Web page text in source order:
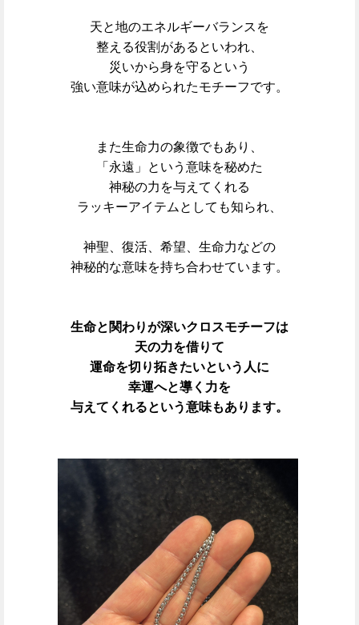
天と地のエネルギーバランスを
整える役割があるといわれ、
災いから身を守るという
強い意味が込められたモチーフです。
また生命力の象徴でもあり、
「永遠」という意味を秘めた
神秘の力を与えてくれる
ラッキーアイテムとしても知られ、
神聖、復活、希望、生命力などの
神秘的な意味を持ち合わせています。
生命と関わりが深いクロスモチーフは
天の力を借りて
運命を切り拓きたいという人に
幸運へと導く力を
与えてくれるという意味もあります。